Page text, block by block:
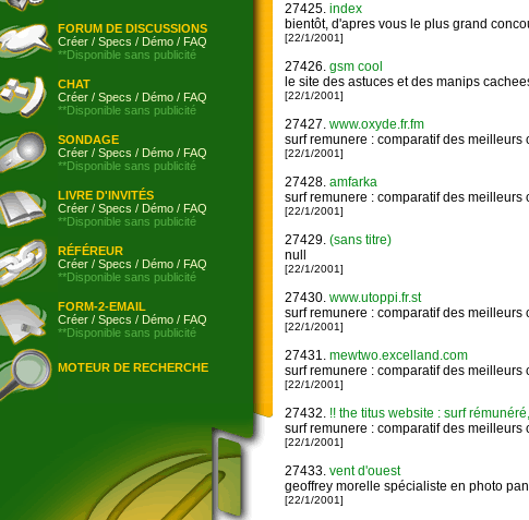
FORUM DE DISCUSSIONS
Créer / Specs / Démo / FAQ
**Disponible sans publicité
CHAT
Créer / Specs / Démo / FAQ
**Disponible sans publicité
SONDAGE
Créer / Specs / Démo / FAQ
**Disponible sans publicité
LIVRE D'INVITÉS
Créer / Specs / Démo / FAQ
**Disponible sans publicité
RÉFÉREUR
Créer / Specs / Démo / FAQ
**Disponible sans publicité
FORM-2-EMAIL
Créer / Specs / Démo / FAQ
**Disponible sans publicité
MOTEUR DE RECHERCHE
27425. index
bientôt, d'apres vous le plus grand
[22/1/2001]
27426. gsm cool
le site des astuces et des manips
[22/1/2001]
27427. www.oxyde.fr.fm
surf remunere : comparatif des
[22/1/2001]
27428. amfarka
surf remunere : comparatif des
[22/1/2001]
27429. (sans titre)
null
[22/1/2001]
27430. www.utoppi.fr.st
surf remunere : comparatif des
[22/1/2001]
27431. mewtwo.excelland.com
surf remunere : comparatif des
[22/1/2001]
27432. !! the titus website : surf
surf remunere : comparatif des
[22/1/2001]
27433. vent d'ouest
geoffrey morelle spécialiste en photo
[22/1/2001]